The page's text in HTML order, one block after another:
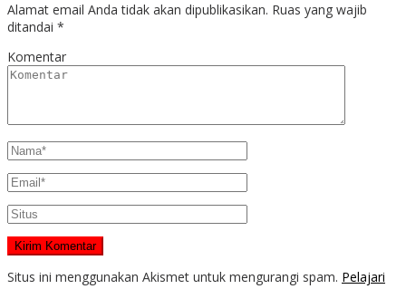
Alamat email Anda tidak akan dipublikasikan. Ruas yang wajib
ditandai *
Komentar
Situs ini menggunakan Akismet untuk mengurangi spam. Pelajari